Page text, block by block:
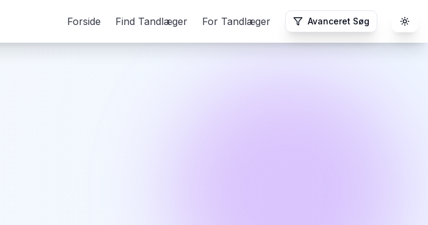
Forside Find Tandlæger For Tandlæger Avanceret Søg